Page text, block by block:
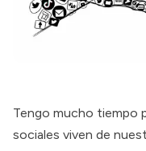
Tengo mucho tiempo
sociales viven de